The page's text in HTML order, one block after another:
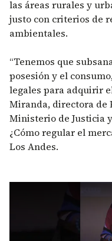
las áreas rurales y
justo con criterios de
ambientales.
“Tenemos que
posesión y el
legales para adquirir
Miranda, directora de
Ministerio de Justicia
¿Cómo regular el
Los Andes.